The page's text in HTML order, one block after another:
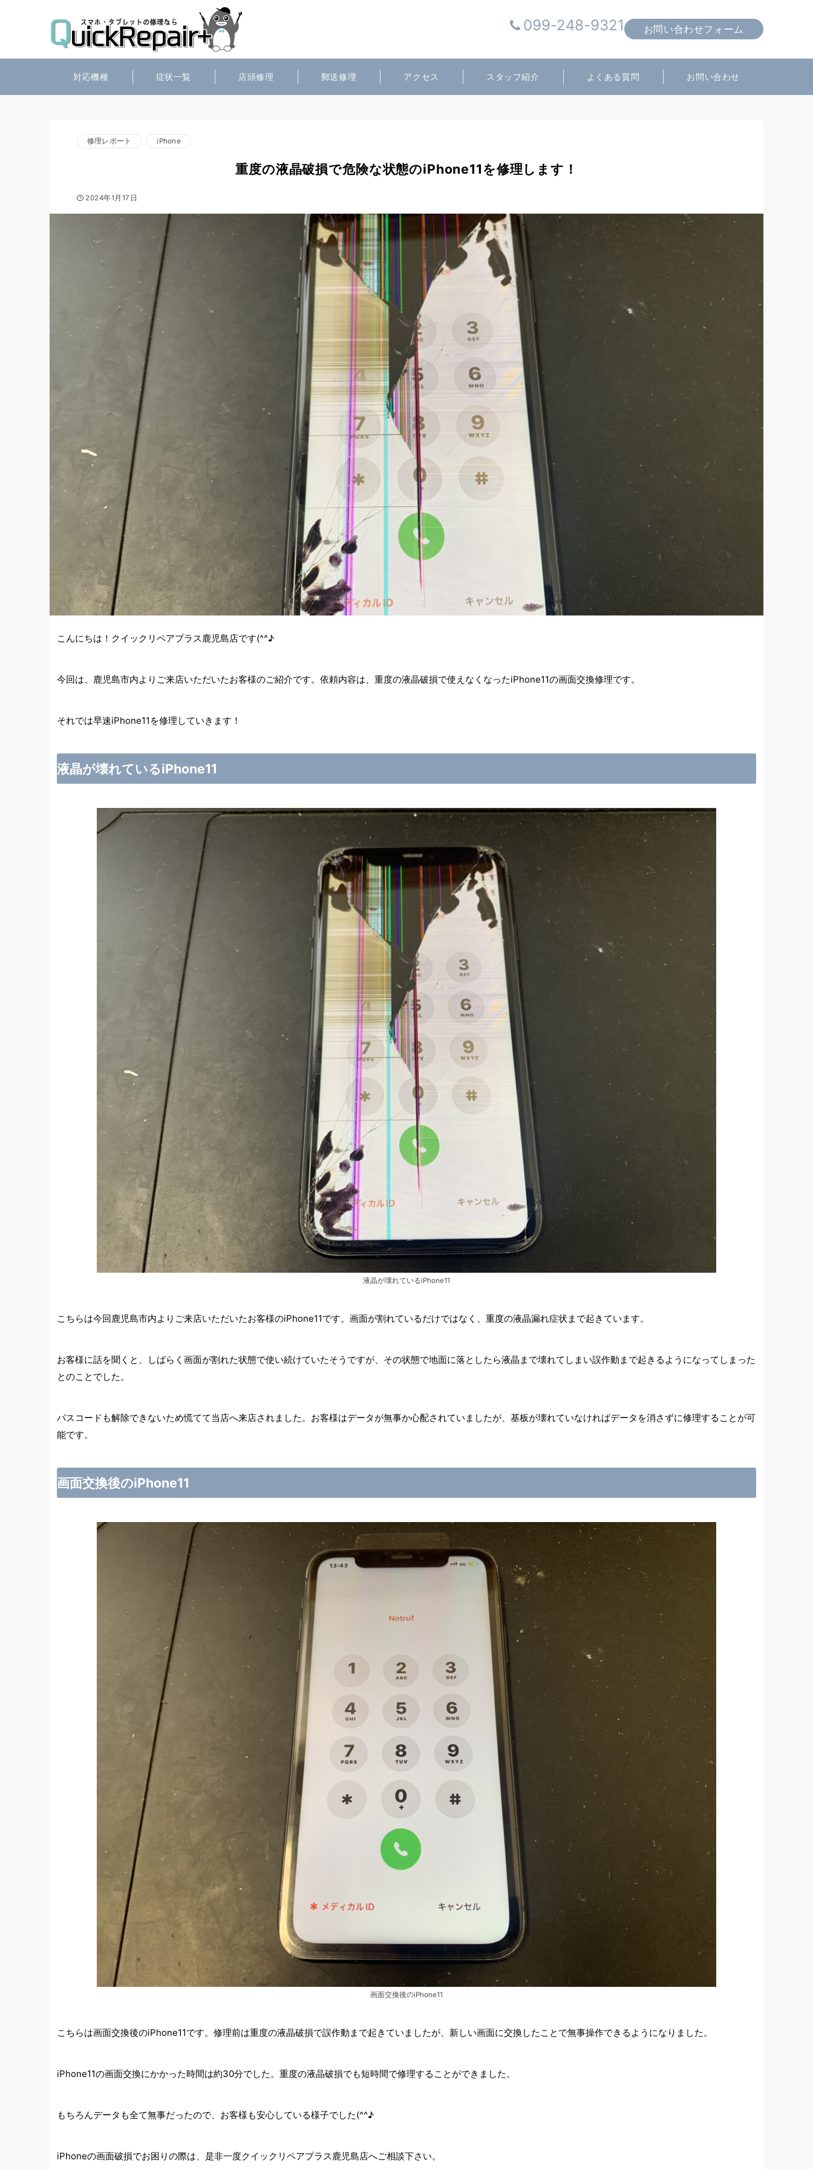
099-248-9321 お問い合わせフォーム
対応機種 症状一覧 店頭修理 郵送修理 アクセス スタッフ紹介 よくある質問 お問い合わせ
修理レポート iPhone
重度の液晶破損で危険な状態のiPhone11を修理します！
2024年1月17日
こんにちは！クイックリペアプラス鹿児島店です(^^♪
今回は、鹿児島市内よりご来店いただいたお客様のご紹介です。依頼内容は、重度の液晶破損で使えなくなったiPhone11の画面交換修理です。
それでは早速iPhone11を修理していきます！
液晶が壊れているiPhone11
液晶が壊れているiPhone11
こちらは今回鹿児島市内よりご来店いただいたお客様のiPhone11です。画面が割れているだけではなく、重度の液晶漏れ症状まで起きています。
お客様に話を聞くと、しばらく画面が割れた状態で使い続けていたそうですが、その状態で地面に落としたら液晶まで壊れてしまい誤作動まで起きるようになってしまった
とのことでした。
パスコードも解除できないため慌てて当店へ来店されました。お客様はデータが無事か心配されていましたが、基板が壊れていなければデータを消さずに修理することが可
能です。
画面交換後のiPhone11
画面交換後のiPhone11
こちらは画面交換後のiPhone11です。修理前は重度の液晶破損で誤作動まで起きていましたが、新しい画面に交換したことで無事操作できるようになりました。
iPhone11の画面交換にかかった時間は約30分でした。重度の液晶破損でも短時間で修理することができました。
もちろんデータも全て無事だったので、お客様も安心している様子でした(^^♪
iPhoneの画面破損でお困りの際は、是非一度クイックリペアプラス鹿児島店へご相談下さい。